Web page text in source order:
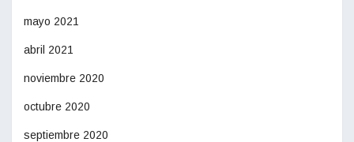
mayo 2021
abril 2021
noviembre 2020
octubre 2020
septiembre 2020